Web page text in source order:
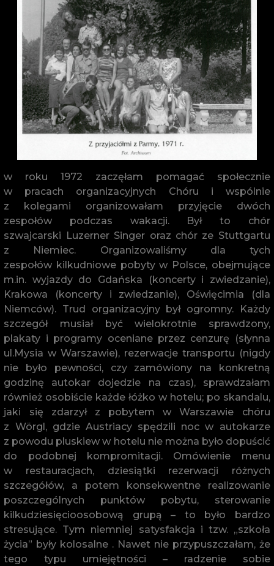
w roku 1972 zaczęłam pomagać społecznie
w pracach organizacyjnych Chóru i wspólnie
z kolegami organizowałam przyjęcie dwóch
zespołów podczas wakacji. Był to chór
szwajcarski Luzerner Singer oraz chór ze Stuttgartu
z Niemiec. Organizowaliśmy dla tych
zespołów kilkudniowe pobyty w Polsce, obejmujące
m.in. wyjazdy do Gdańska (koncerty i zwiedzanie),
Krakowa (koncerty i zwiedzanie), Oświęcimia (dla
Niemców). Trud organizacyjny był ogromny. Każdy
szczegół musiał być wielokrotnie sprawdzony,
plakaty i programy oceniane przez cenzurę (słynna
ul.Mysia w Warszawie), rezerwacje transportu (nigdy
nie było pewności, czy zamówiony na konkretną
godzinę autokar dojedzie na czas), sprawdzałam
również osobiście każde łóżko w hotelu; po skandalu,
jaki się zdarzył z pobytem w Warszawie chóru
z Wörgl, gdzie Austriacy spędzili noc w autokarze
z powodu pluskiew w hotelu nie można było dopuścić
do podobnej kompromitacji. Omówienie menu
w restauracjach, dziesiątki rezerwacji różnych
szczegółów, a potem konsekwentne realizowanie
poszczególnych punktów pobytu, sterowanie
kilkudziesięcioosobową grupą – to było bardzo
stresujące. Tym niemniej satysfakcja i tzw. „szkoła
życia” były kolosalne . Nawet nie przypuszczałam, że
tego typu umiejętności – radzenie sobie